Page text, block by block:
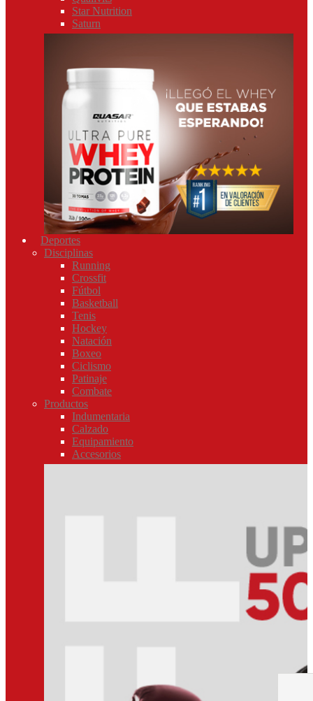
Star Nutrition
Saturn
Deportes
Disciplinas
Running
Crossfit
Fútbol
Basketball
Tenis
Hockey
Natación
Boxeo
Ciclismo
Patinaje
Combate
Productos
Indumentaria
Calzado
Equipamiento
Accesorios